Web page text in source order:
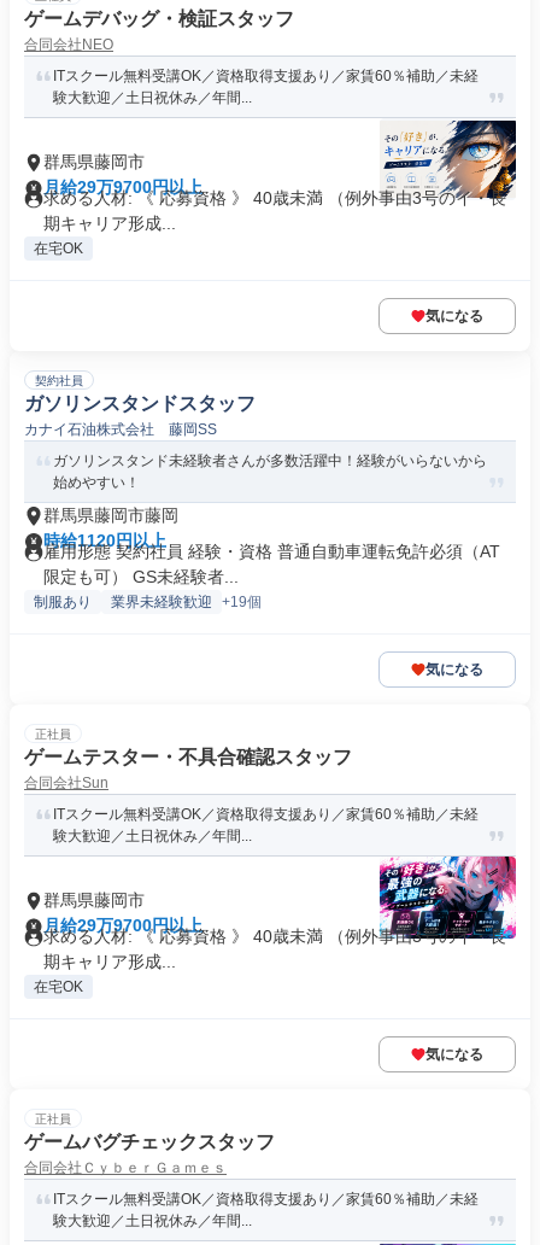
ゲームデバッグ・検証スタッフ
合同会社NEO
ITスクール無料受講OK／資格取得支援あり／家賃60％補助／未経
験大歓迎／土日祝休み／年間...
群馬県藤岡市
月給29万9700円以上
求める人材: 《 応募資格 》 40歳未満 （例外事由3号のイ・長
期キャリア形成...
在宅OK
気になる
契約社員
ガソリンスタンドスタッフ
カナイ石油株式会社 藤岡SS
ガソリンスタンド未経験者さんが多数活躍中！経験がいらないから
始めやすい！
群馬県藤岡市藤岡
時給1120円以上
雇用形態 契約社員 経験・資格 普通自動車運転免許必須（AT
限定も可） GS未経験者...
制服あり 業界未経験歓迎 +19個
気になる
正社員
ゲームテスター・不具合確認スタッフ
合同会社Sun
ITスクール無料受講OK／資格取得支援あり／家賃60％補助／未経
験大歓迎／土日祝休み／年間...
群馬県藤岡市
月給29万9700円以上
求める人材: 《 応募資格 》 40歳未満 （例外事由3号のイ・長
期キャリア形成...
在宅OK
気になる
正社員
ゲームバグチェックスタッフ
合同会社ＣｙｂｅｒＧａｍｅｓ
ITスクール無料受講OK／資格取得支援あり／家賃60％補助／未経
験大歓迎／土日祝休み／年間...